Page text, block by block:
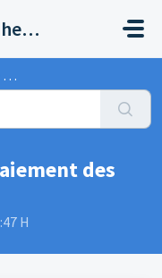
Helpdesk Biocides | Chemicals | Products
des
H